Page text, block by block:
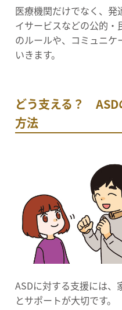
医療機関だけでなく、
イサービスなどの公的・
のルールや、コミュニケ
いきます。
どう支える？ ASD
方法
ASDに対する支援には
とサポートが大切です。